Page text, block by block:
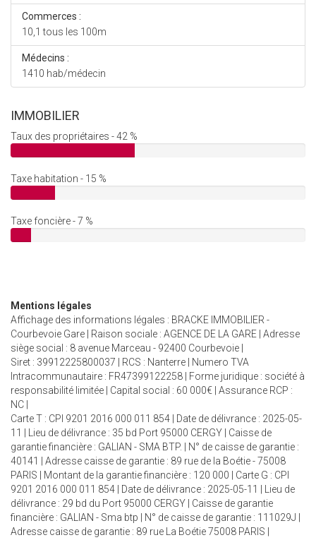
Commerces :
10,1 tous les 100m
Médecins :
1410 hab/médecin
IMMOBILIER
Taux des propriétaires - 42 %
Taxe habitation - 15 %
Taxe foncière - 7 %
Mentions légales
Affichage des informations légales : BRACKE IMMOBILIER -
Courbevoie Gare | Raison sociale : AGENCE DE LA GARE | Adresse
siège social : 8 avenue Marceau - 92400 Courbevoie |
Siret : 39912225800037 | RCS : Nanterre | Numero TVA
Intracommunautaire : FR47399122258 | Forme juridique : société à
responsabilité limitée | Capital social : 60 000€ | Assurance RCP :
NC |
Carte T : CPI 9201 2016 000 011 854 | Date de délivrance : 2025-05-
11 | Lieu de délivrance : 35 bd Port 95000 CERGY | Caisse de
garantie financière : GALIAN - SMA BTP. | N° de caisse de garantie :
40141 | Adresse caisse de garantie : 89 rue de la Boétie - 75008
PARIS | Montant de la garantie financière : 120 000 | Carte G : CPI
9201 2016 000 011 854 | Date de délivrance : 2025-05-11 | Lieu de
délivrance : 29 bd du Port 95000 CERGY | Caisse de garantie
financière : GALIAN - Sma btp | N° de caisse de garantie : 111029J |
Adresse caisse de garantie : 89 rue La Boétie 75008 PARIS |